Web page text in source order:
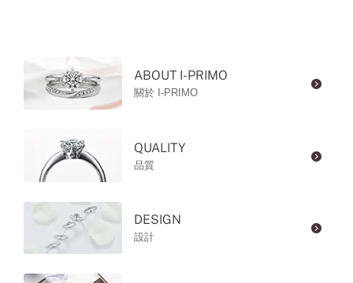
ABOUT I-PRIMO
關於 I-PRIMO
QUALITY
品質
DESIGN
設計